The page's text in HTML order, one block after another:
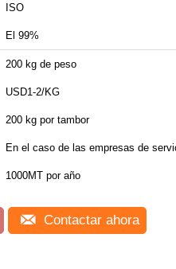
ISO
El 99%
200 kg de peso
USD1-2/KG
200 kg por tambor
En el caso de las empresas de
1000MT por año
Contactar ahora